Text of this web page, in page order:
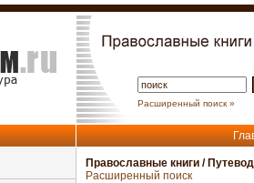
Расширенный поиск »
Православные книги /
Расширенный поиск